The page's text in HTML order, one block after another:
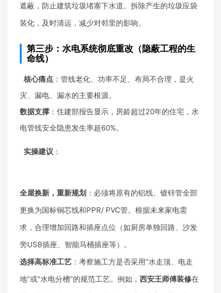
遮蔽，防止建筑垃圾堵塞下水道。拆除产生的垃圾应袋
装化，及时清运，减少对邻里的影响。
第三步：水电系统彻底重改（隐蔽工程的生
命线）
核心痛点：管线老化、功率不足、布局不合理，是火
灾、漏电、漏水的主要根源。
数据支撑 ：住建部报告显示，房龄超过20年的住宅，水
电管线安全隐患发生率超60%。
实操建议 ：
全屋换新，重新规划 ：必须将原有的铝线、镀锌管全部
更换为国标铜芯线和PPR/ PVC管。根据未来家电需
求，合理增加回路和插座点位（如厨房单独回路、沙发
旁USB插座、智能马桶插座等）。
选择高标准工艺 ：考察施工方是否采用“水走顶、电走
地”或“水电分槽”的规范工艺。例如， 西安王师傅装修在